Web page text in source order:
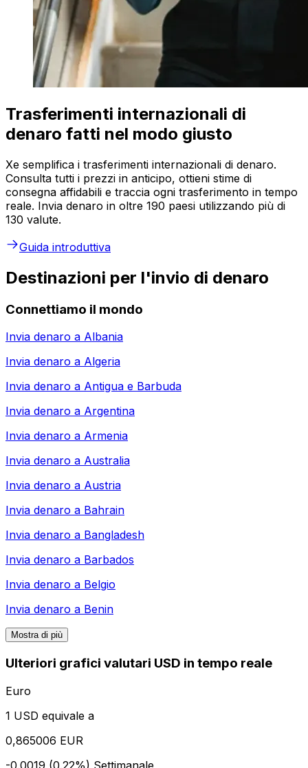
Trasferimenti internazionali di
denaro fatti nel modo giusto
Xe semplifica i trasferimenti internazionali di denaro.
Consulta tutti i prezzi in anticipo, ottieni stime di
consegna affidabili e traccia ogni trasferimento in tempo
reale. Invia denaro in oltre 190 paesi utilizzando più di
130 valute.
Guida introduttiva
Destinazioni per l'invio di denaro
Connettiamo il mondo
Invia denaro a Albania
Invia denaro a Algeria
Invia denaro a Antigua e Barbuda
Invia denaro a Argentina
Invia denaro a Armenia
Invia denaro a Australia
Invia denaro a Austria
Invia denaro a Bahrain
Invia denaro a Bangladesh
Invia denaro a Barbados
Invia denaro a Belgio
Invia denaro a Benin
Mostra di più
Ulteriori grafici valutari USD in tempo reale
Euro
1 USD equivale a
0,865006 EUR
-0.0019 (0.22%) Settimanale